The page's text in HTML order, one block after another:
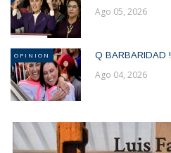
Ago 05, 2026
OPINION Q BARBARIDAD !
Ago 04, 2026